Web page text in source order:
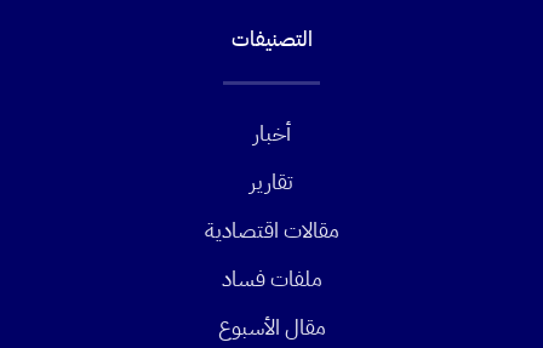
التصنيفات
أخبار
تقارير
مقالات اقتصادية
ملفات فساد
مقال الأسبوع